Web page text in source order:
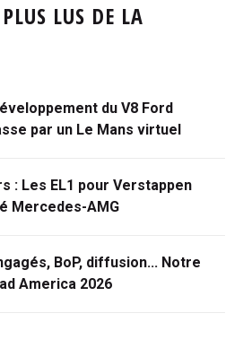
LUS DE LA
du V8 Ford
par un Le Mans virtuel
: Les EL1 pour Verstappen
Mercedes-AMG
BoP, diffusion... Notre
America 2026